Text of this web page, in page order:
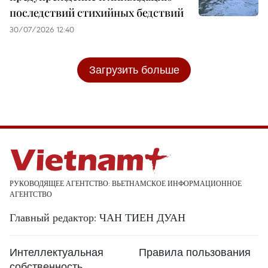
последствий стихийных бедствий
30/07/2026 12:40
Загрузить больше
РУКОВОДЯЩЕЕ АГЕНТСТВО: ВЬЕТНАМСКОЕ ИНФОРМАЦИОННОЕ
АГЕНТСТВО
Главный редактор: ЧАН ТИЕН ДУАН
Интеллектуальная
Правила пользования